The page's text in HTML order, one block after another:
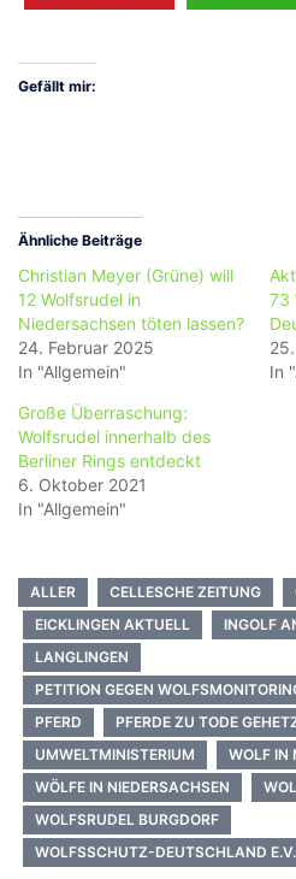
Gefällt mir:
Ähnliche Beiträge
Christian Meyer (Grüne) will
12 Wolfsrudel in
Niedersachsen töten lassen?
24. Februar 2025
In "Allgemein"
73
In
Große Überraschung:
Wolfsrudel innerhalb des
Berliner Rings entdeckt
6. Oktober 2021
In "Allgemein"
ALLER CELLESCHE ZEITUNG
EICKLINGEN AKTUELL
INGOLF
LANGLINGEN
PETITION GEGEN
PFERD
PFERDE ZU TODE
UMWELTMINISTERIUM
WOLF IN
WÖLFE IN NIEDERSACHSEN
WOLFSRUDEL BURGDORF
WOLFSSCHUTZ-DEUTSCHLAND E.V.